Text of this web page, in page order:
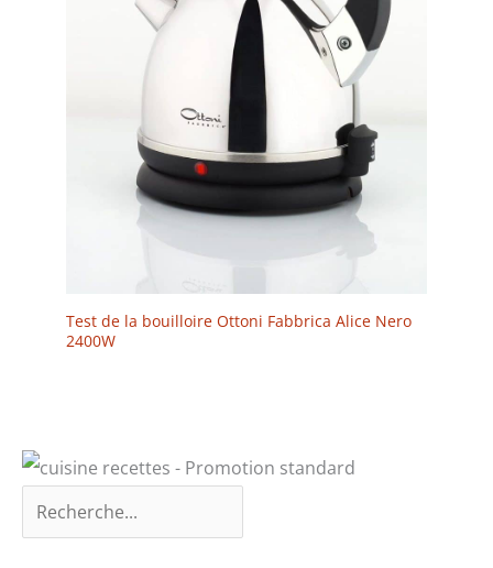
Test de la bouilloire Ottoni Fabbrica Alice Nero
2400W